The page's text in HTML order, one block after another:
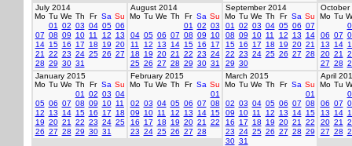
July 2014
Mo Tu We Th Fr Sa Su
01
02 03 04 05 06
07 08 09 10 11 12
13
14 15 16 17 18 19 20
21
22 23 24 25 26 27
28 29 30 31
August 2014
Mo Tu We Th Fr Sa Su
01
02 03
04 05 06 07 08 09
10
11
12 13 14 15 16
17
18
19 20 21 22 23 24
25 26 27 28 29 30 31
September 2014
Mo Tu We Th Fr Sa Su
01
02 03 04 05 06 07
08 09 10 11 12 13
14
15 16 17 18 19 20 21
22 23 24 25 26 27 28
29 30
October
Mo Tu
06 07
13
14
20 21
27 28
January 2015
Mo Tu We Th Fr Sa Su
01
02 03 04
05 06 07 08 09 10 11
12
13 14 15 16 17
18
19 20 21 22 23 24 25
26 27 28 29 30 31
February 2015
Mo Tu We Th Fr Sa Su
01
02 03 04 05 06 07 08
09
10 11 12 13 14 15
16
17 18 19 20 21
22
23 24 25 26 27 28
March 2015
Mo Tu We Th Fr Sa Su
01
02 03 04 05 06 07 08
09
10 11 12 13 14 15
16
17 18 19 20 21
22
23 24 25 26 27 28 29
30 31
April
Mo Tu
06 07
13
14
20 21
27 28